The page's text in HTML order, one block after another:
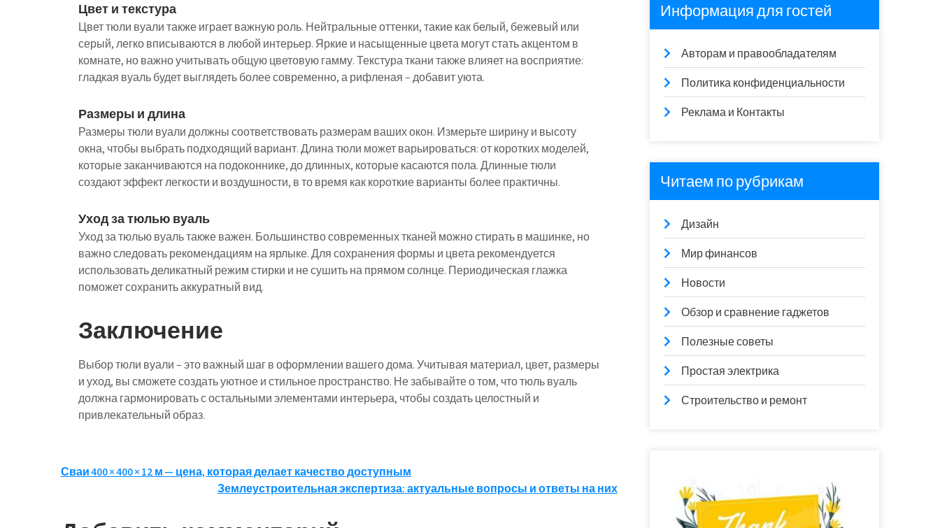
Цвет и текстура
Цвет тюли вуали также играет важную роль. Нейтральные оттенки, такие как белый, бежевый или
серый, легко вписываются в любой интерьер. Яркие и насыщенные цвета могут стать акцентом в
комнате, но важно учитывать общую цветовую гамму. Текстура ткани также влияет на восприятие:
гладкая вуаль будет выглядеть более современно, а рифленая – добавит уюта.
Размеры и длина
Размеры тюли вуали должны соответствовать размерам ваших окон. Измерьте ширину и высоту
окна, чтобы выбрать подходящий вариант. Длина тюли может варьироваться: от коротких моделей,
которые заканчиваются на подоконнике, до длинных, которые касаются пола. Длинные тюли
создают эффект легкости и воздушности, в то время как короткие варианты более практичны.
Уход за тюлью вуаль
Уход за тюлью вуаль также важен. Большинство современных тканей можно стирать в машинке, но
важно следовать рекомендациям на ярлыке. Для сохранения формы и цвета рекомендуется
использовать деликатный режим стирки и не сушить на прямом солнце. Периодическая глажка
поможет сохранить аккуратный вид.
Заключение
Выбор тюли вуали – это важный шаг в оформлении вашего дома. Учитывая материал, цвет, размеры
и уход, вы сможете создать уютное и стильное пространство. Не забывайте о том, что тюль вуаль
должна гармонировать с остальными элементами интерьера, чтобы создать целостный и
привлекательный образ.
Навигация
Сваи 400 × 400 × 12 м — цена, которая делает качество доступным
Землеустроительная экспертиза: актуальные вопросы и ответы на них
Информация для гостей
Авторам и правообладателям
Политика конфиденциальности
Реклама и Контакты
Читаем по рубрикам
Дизайн
Мир финансов
Новости
Обзор и сравнение гаджетов
Полезные советы
Простая электрика
Строительство и ремонт